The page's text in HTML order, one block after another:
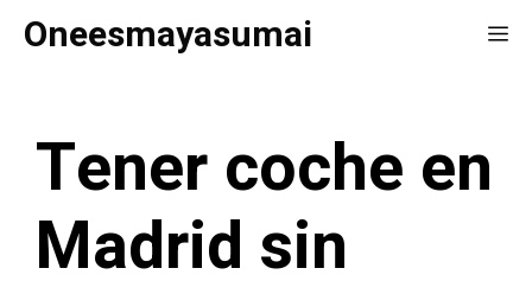
SaltarOneesmayasumai
Tener coche en
Madrid sin